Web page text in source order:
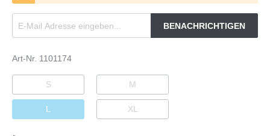
BENACHRICHTIGEN
Art-Nr. 1101174
S M
L XL